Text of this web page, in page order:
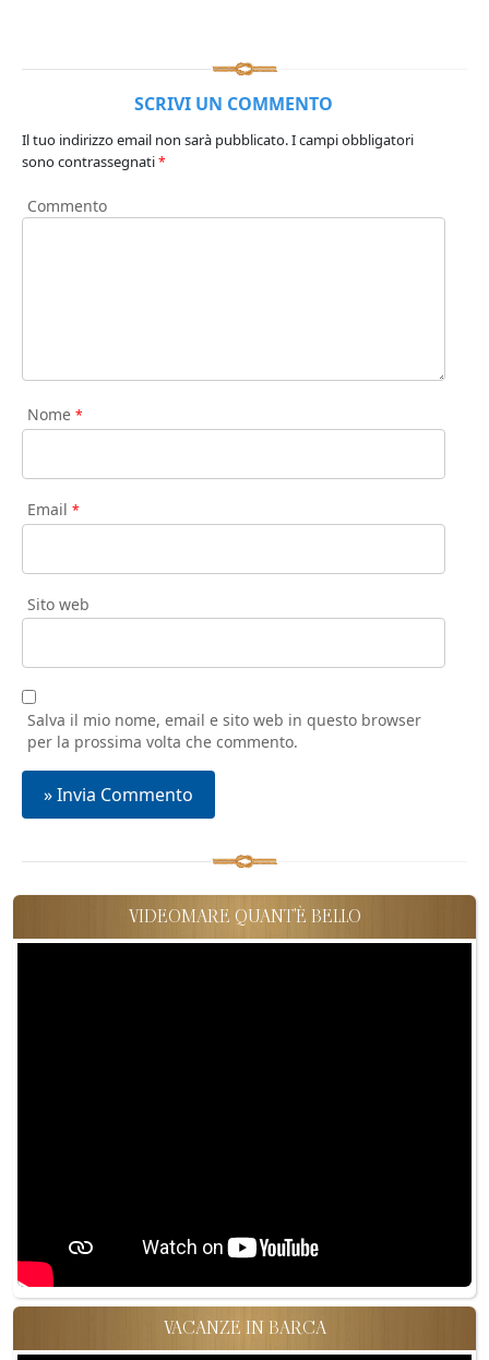
SCRIVI UN COMMENTO
Il tuo indirizzo email non sarà pubblicato.I campi obbligatori
sono contrassegnati*
Commento
Nome *
Email *
Sito web
Salva il mio nome, email e sito web in questo browser
per la prossima volta che commento.
VIDEOMARE QUANT'È BELLO
VACANZE IN BARCA